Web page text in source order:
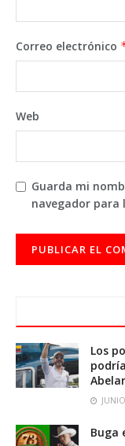
Correo electrónico
Web
Guarda mi
navegador para
Los
Buga